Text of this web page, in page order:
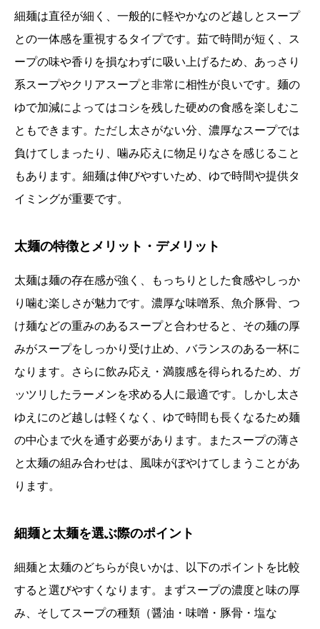
細麺は直径が細く、一般的に軽やかなのど越しとスープ
との一体感を重視するタイプです。茹で時間が短く、ス
ープの味や香りを損なわずに吸い上げるため、あっさり
系スープやクリアスープと非常に相性が良いです。麺の
ゆで加減によってはコシを残した硬めの食感を楽しむこ
ともできます。ただし太さがない分、濃厚なスープでは
負けてしまったり、噛み応えに物足りなさを感じること
もあります。細麺は伸びやすいため、ゆで時間や提供タ
イミングが重要です。
太麺の特徴とメリット・デメリット
太麺は麺の存在感が強く、もっちりとした食感やしっか
り噛む楽しさが魅力です。濃厚な味噌系、魚介豚骨、つ
け麺などの重みのあるスープと合わせると、その麺の厚
みがスープをしっかり受け止め、バランスのある一杯に
なります。さらに飲み応え・満腹感を得られるため、ガ
ッツリしたラーメンを求める人に最適です。しかし太さ
ゆえにのど越しは軽くなく、ゆで時間も長くなるため麺
の中心まで火を通す必要があります。またスープの薄さ
と太麺の組み合わせは、風味がぼやけてしまうことがあ
ります。
細麺と太麺を選ぶ際のポイント
細麺と太麺のどちらが良いかは、以下のポイントを比較
すると選びやすくなります。まずスープの濃度と味の厚
み、そしてスープの種類（醤油・味噌・豚骨・塩な